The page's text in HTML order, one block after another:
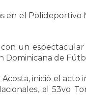
en el
con un
Dominicana de
inició el
al 53vo